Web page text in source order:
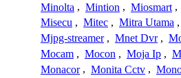
Minolta , Mintion , Miosmart ,
Misecu , Mitec , Mitra Utama ,
Mjpg-streamer , Mnet Dvr ,
Mocam , Mocon , Moja Ip ,
Monacor , Monita Cctv ,